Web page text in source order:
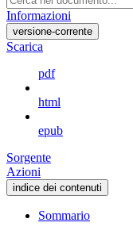
Informazioni
versione-corrente
Scarica
pdf
html
epub
Sorgente
Azioni
indice dei contenuti
Sommario